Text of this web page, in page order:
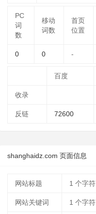
PC
词
数
移动
词数
首页
位置
0 0 -
百度
收录
反链 72600
shanghaidz.com 页面信息
网站标题 1 个字符
网站关键词 1 个字符